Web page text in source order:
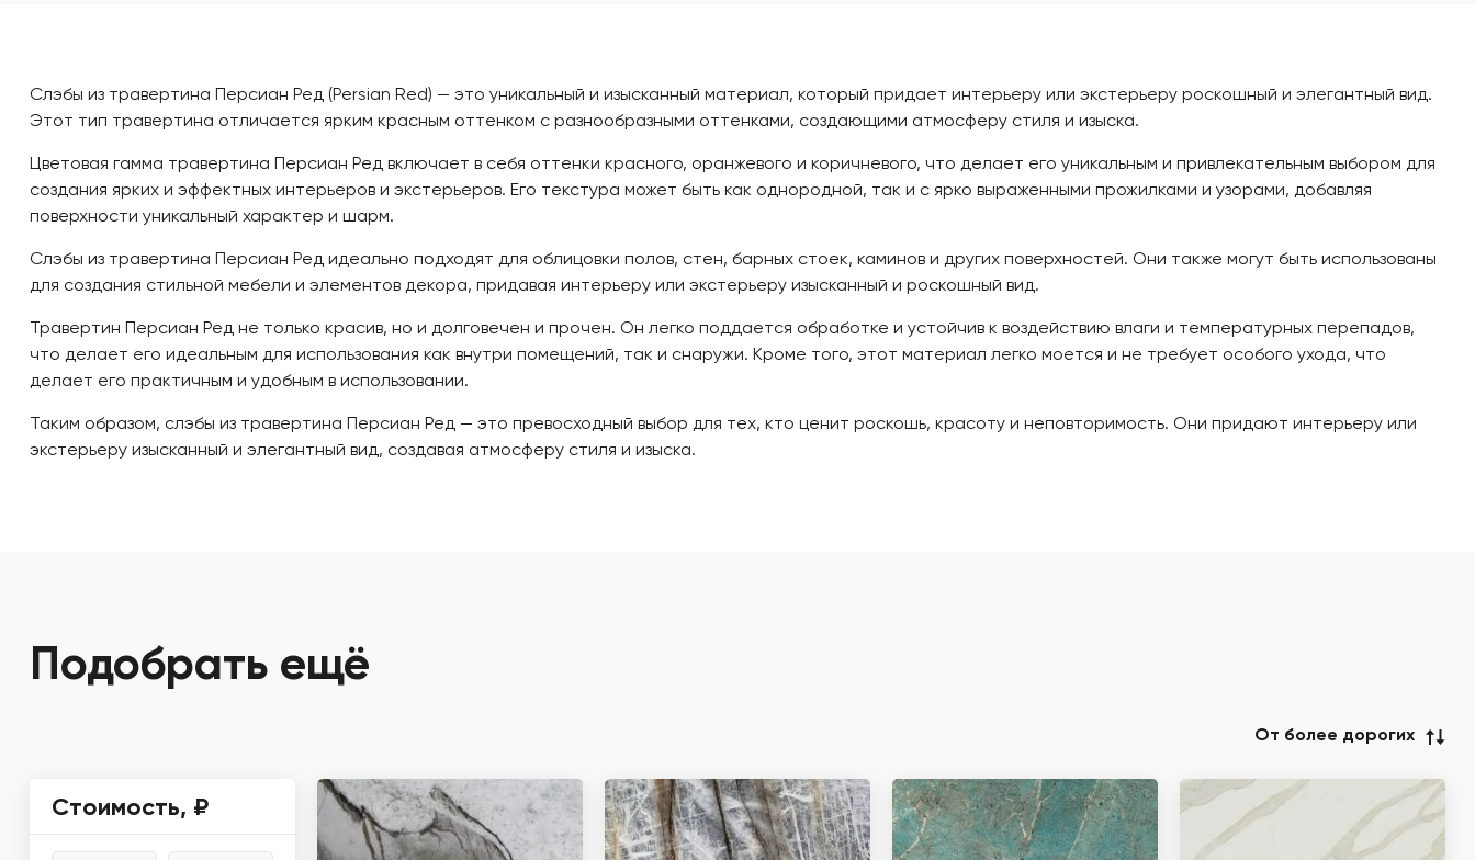
Слэбы из травертина Персиан Ред (Persian Red) — это уникальный и изысканный материал, который придает интерьеру или экстерьеру роскошный и элегантный вид.
Этот тип травертина отличается ярким красным оттенком с разнообразными оттенками, создающими атмосферу стиля и изыска.
Цветовая гамма травертина Персиан Ред включает в себя оттенки красного, оранжевого и коричневого, что делает его уникальным и привлекательным выбором для
создания ярких и эффектных интерьеров и экстерьеров. Его текстура может быть как однородной, так и с ярко выраженными прожилками и узорами, добавляя
поверхности уникальный характер и шарм.
Слэбы из травертина Персиан Ред идеально подходят для облицовки полов, стен, барных стоек, каминов и других поверхностей. Они также могут быть использованы
для создания стильной мебели и элементов декора, придавая интерьеру или экстерьеру изысканный и роскошный вид.
Травертин Персиан Ред не только красив, но и долговечен и прочен. Он легко поддается обработке и устойчив к воздействию влаги и температурных перепадов,
что делает его идеальным для использования как внутри помещений, так и снаружи. Кроме того, этот материал легко моется и не требует особого ухода, что
делает его практичным и удобным в использовании.
Таким образом, слэбы из травертина Персиан Ред — это превосходный выбор для тех, кто ценит роскошь, красоту и неповторимость. Они придают интерьеру или
экстерьеру изысканный и элегантный вид, создавая атмосферу стиля и изыска.
Подобрать ещё
От более дорогих
Стоимость, ₽